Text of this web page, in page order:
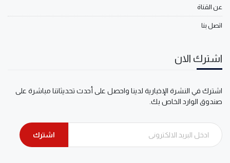
عن القناة
اتصل بنا
اشترك الان
اشترك في النشرة الإخبارية لدينا واحصل على أحدث تحديثاتنا مباشرة على
صندوق الوارد الخاص بك.
اشترك